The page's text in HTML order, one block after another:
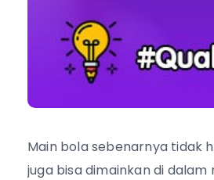
Main bola sebenarnya tidak
juga bisa dimainkan di